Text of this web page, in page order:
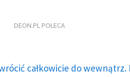
DEON.PL POLECA
całkowicie do wewnątrz.